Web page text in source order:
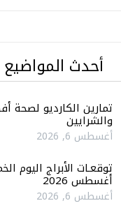
أحدث المواضيع
تمارين الكارديو لصحة
والشرايين
أغسطس 6, 2026
أغسطس 2026
أغسطس 6, 2026